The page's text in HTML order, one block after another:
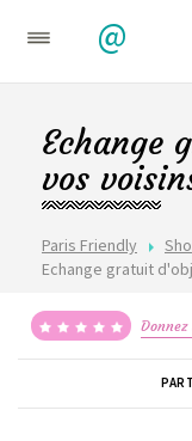
@
Paris Friendly
Echange gratuit
Echange
vos